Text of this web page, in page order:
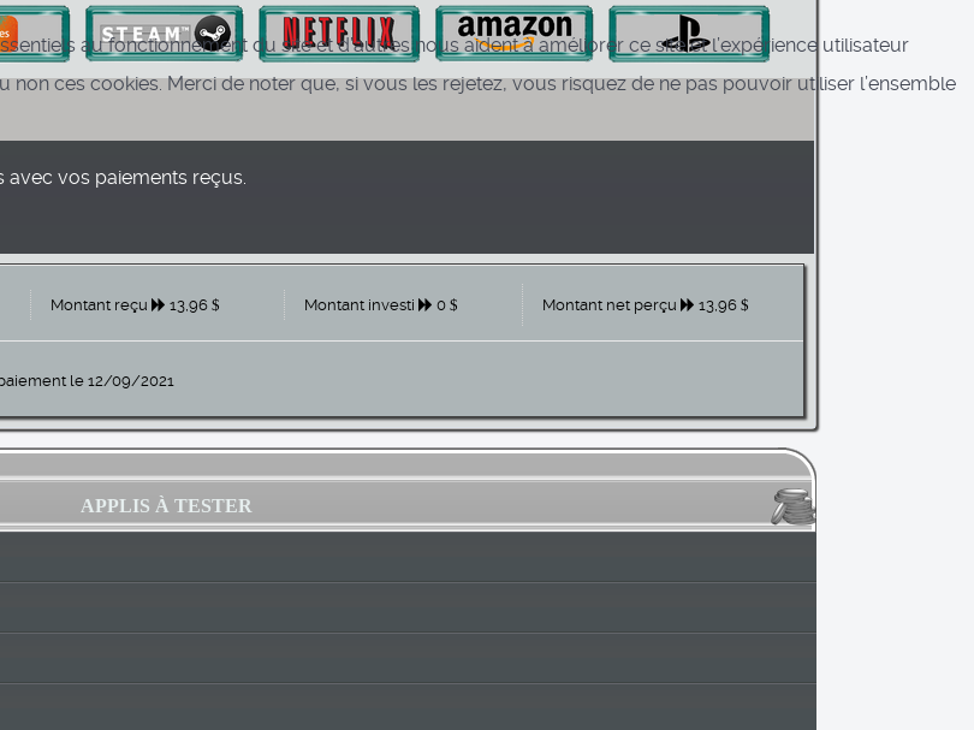
vos paiements reçus.
Montant reçu 13,96 Montant investi 0 Montant net perçu 13,96
le 12/09/2021
APPLIS À TESTER
au fonctionnement du site et d’autres nous aident à améliorer ce site et l’expérience utilisateur
ces cookies. Merci de noter que, si vous les rejetez, vous risquez de ne pas pouvoir utiliser l’ensemble